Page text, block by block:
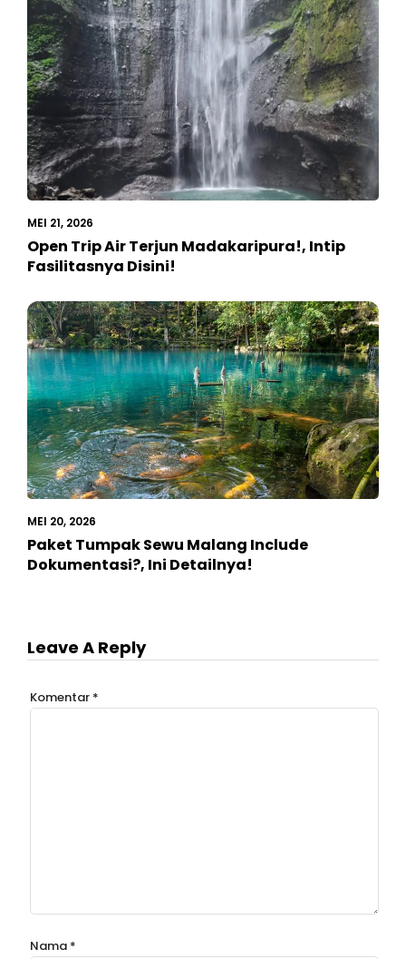
MEI 21, 2026
Open Trip Air Terjun Madakaripura!, Intip
Fasilitasnya Disini!
MEI 20, 2026
Paket Tumpak Sewu Malang Include
Dokumentasi?, Ini Detailnya!
Leave A Reply
Komentar *
Nama *